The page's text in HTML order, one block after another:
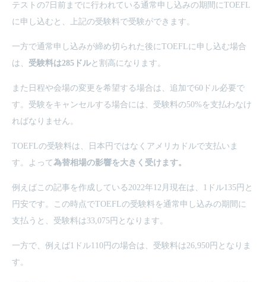
テストの7日前までに行われている通常申し込みの期間にTOEFL
に申し込むと、上記の受験料で受験ができます。
一方で通常申し込みが締め切られた後にTOEFLに申し込む場合
は、 受験料は285ドルと割高になります。
また日程や会場の変更を希望する場合は、追加で60ドル必要で
す。受験をキャンセルする場合には、受験料の50%を支払わなけ
ればなりません。
TOEFLの受験料は、日本円ではなくアメリカドルで支払いま
す。よって為替相場の影響を大きく受けます。
例えばこの記事を作成している2022年12月現在は、1ドル135円と
円安です。この時点でTOEFLの受験料を通常申し込みの期間に
支払うと、受験料は33,075円となります。
一方で、例えば1ドル110円の場合は、受験料は26,950円となりま
す。